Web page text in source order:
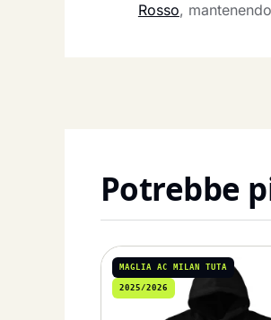
Rosso,
Potrebbe
MAGLIA AC MILAN TUTA
2025/2026